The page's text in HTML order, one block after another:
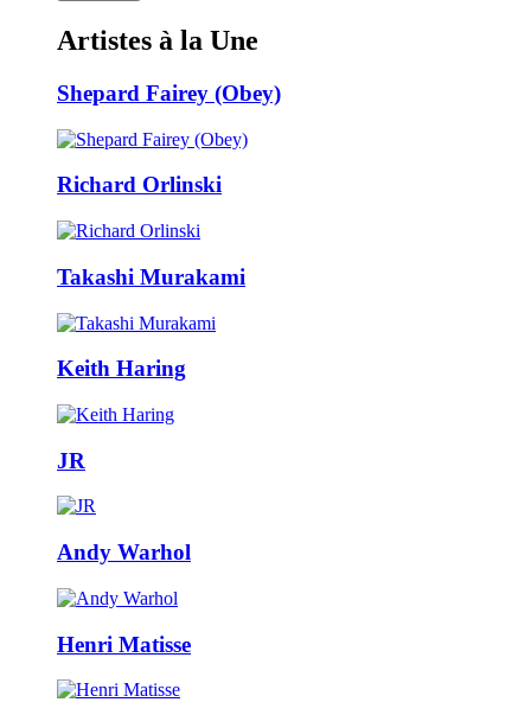
Artistes à la Une
Shepard Fairey (Obey)
Richard Orlinski
Takashi Murakami
Keith Haring
JR
Andy Warhol
Henri Matisse